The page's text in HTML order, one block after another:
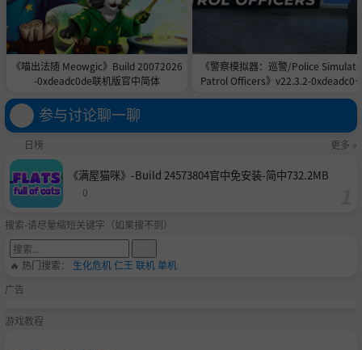
兵组成。2023年底立项，起得很早，走得却很慢。这一
年里，最大的挑战来自两方面：一是抵御浮躁的市场，沉
下心来创作一款纯粹的、能引起人情感共鸣的影游——我
们经历过galgame的经典时代，希望作品以新的形式、在
有限尺度内同时满足“爽感”与“共鸣”；二是影视专业
的跨领域，真人拍摄和游戏动画制作之间存在着不小的鸿
沟——幸运的是，我们找到了志同道合的影视制作伙伴，
他们曾创作过“t1”级别的影游作品，又在我们这个项目
里增加投入了影视剧级别的制作班底。
作为“恋爱系列三部曲”（初恋、热恋、失恋）的第一
部，《你好！》可能是青涩和不完美的，但我们会努力探
“名作”，互动影游的潜力还远远未发掘殆尽，也期待每
《喵出法随 Meowgic》Build 20072026
-0xdeadc0de联机版官中简体
《警察模拟器：巡警/Police
Patrol Officers》v22.3.2-
参与讨论聊一聊
日榜 更多 »
《满屋猫咪》-Build 24573804官中免安装-简中732.2MB
0
搜索-请尽量缩短关键字（如果搜不到）
🔥 热门搜索： 生化危机仁王 联机单机
广告
游戏教程